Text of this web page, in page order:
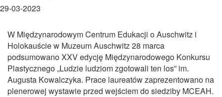
29-03-2023
W Międzynarodowym Centrum Edukacji o Auschwitz i
Holokauście w Muzeum Auschwitz 28 marca
podsumowano XXV edycję Międzynarodowego Konkursu
Plastycznego „Ludzie ludziom zgotowali ten los” im.
Augusta Kowalczyka. Prace laureatów zaprezentowano na
plenerowej wystawie przed wejściem do siedziby MCEAH.